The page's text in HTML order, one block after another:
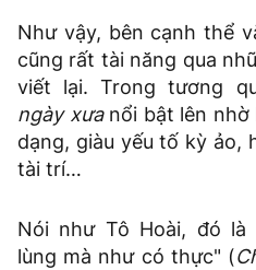
Như vậy, bên cạnh thể
cũng rất tài năng qua
viết lại. Trong tương
ngày xưanổi bật lên nhờ
dạng, giàu yếu tố kỳ ảo,
tài trí…
Nói như Tô Hoài, đó là
lùng mà như có thực" (